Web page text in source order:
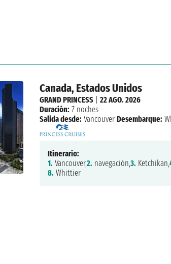
Canada, Estados Unidos
GRAND PRINCESS| 22 AGO. 2026
Duración: 7 noches
Salida desde: Vancouver Desembarque:
Itinerario:
1. Vancouver,2. navegación,3. Ketchikan,
8. Whittier